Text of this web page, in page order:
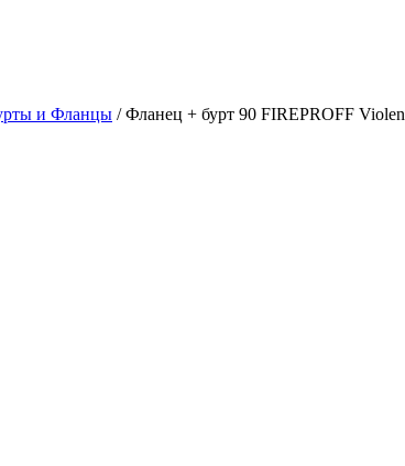
и Фланцы /Фланец + бурт 90 FIREPROFF Violen